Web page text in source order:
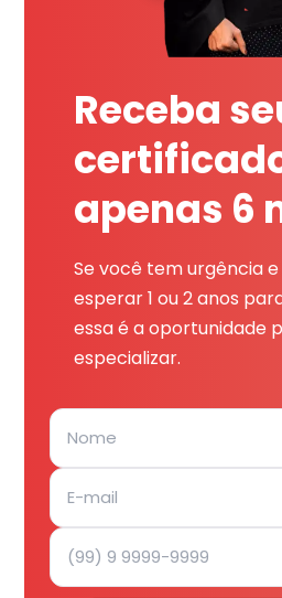
Receba
apenas 6
Se você tem urgência
esperar 1 ou 2 anos
essa é a oportunidade
especializar.